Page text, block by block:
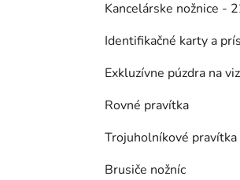
Kancelárske nožnice -
Identifikačné karty a
Exkluzívne púzdra na
Rovné pravítka
Trojuholníkové pravítka
Brusiče nožníc